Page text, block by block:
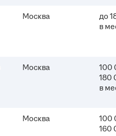
Москва
до
в
Москва
100
180
в
Москва
100
160